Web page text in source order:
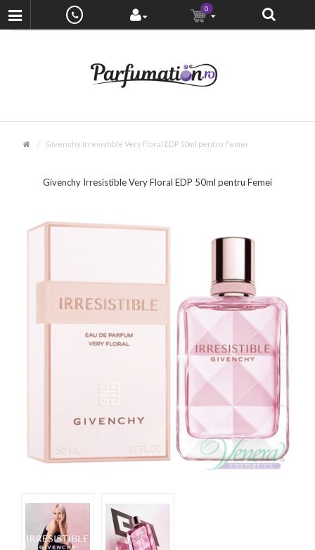
0
Givenchy Irresistible Very Floral EDP 50ml pentru Femei
Givenchy Irresistible Very Floral EDP 50ml pentru Femei